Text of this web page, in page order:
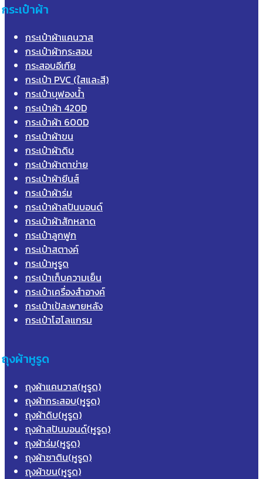
กระเป๋าผ้า
กระเป๋าผ้าแคนวาส
กระเป๋าผ้ากระสอบ
กระสอบอีเกีย
กระเป๋า PVC (ใสและสี)
กระเป๋าบุฟองน้ำ
กระเป๋าผ้า 420D
กระเป๋าผ้า 600D
กระเป๋าผ้าขน
กระเป๋าผ้าดิบ
กระเป๋าผ้าตาข่าย
กระเป๋าผ้ายีนส์
กระเป๋าผ้าร่ม
กระเป๋าผ้าสปันบอนด์
กระเป๋าผ้าสักหลาด
กระเป๋าลูกฟูก
กระเป๋าสตางค์
กระเป๋าหูรูด
กระเป๋าเก็บความเย็น
กระเป๋าเครื่องสำอางค์
กระเป๋าเป้สะพายหลัง
กระเป๋าโฮโลแกรม
ถุงผ้าหูรูด
ถุงผ้าแคนวาส(หูรูด)
ถุงผ้ากระสอบ(หูรูด)
ถุงผ้าดิบ(หูรูด)
ถุงผ้าสปันบอนด์(หูรูด)
ถุงผ้าร่ม(หูรูด)
ถุงผ้าซาติน(หูรูด)
ถุงผ้าขน(หูรูด)